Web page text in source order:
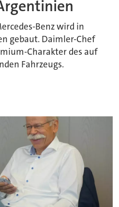
Benz wird in
gebaut. Daimler-Chef
Charakter des auf
Fahrzeugs.